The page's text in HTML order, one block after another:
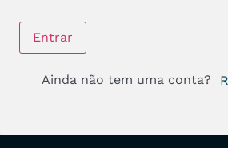
Entrar
Ainda não tem uma conta?